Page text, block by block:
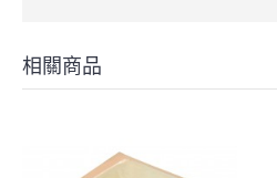
相關商品